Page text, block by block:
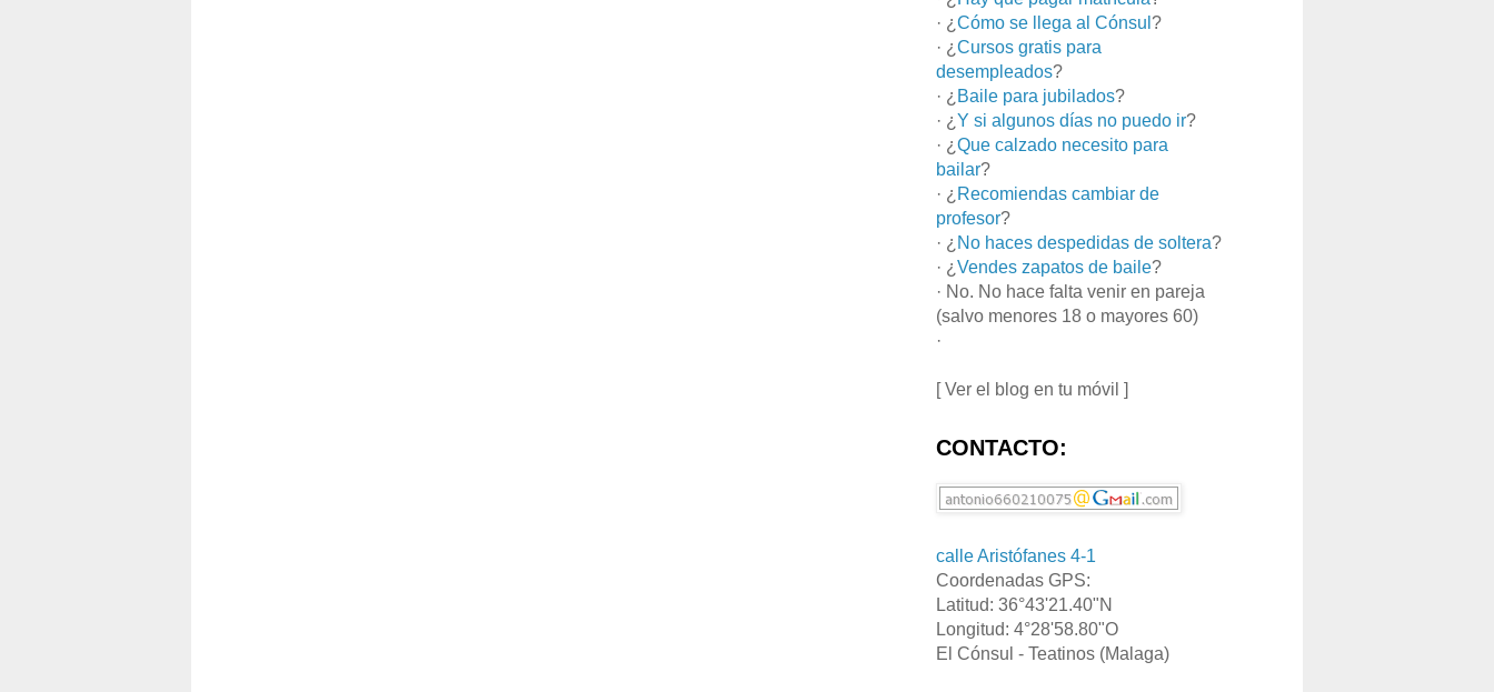
· ¿ Cómo se llega al Cónsul ?
· ¿ Cursos gratis para
desempleados?
· ¿ Baile para jubilados?
· ¿ Y si algunos días no puedo ir?
· ¿ Que calzado necesito para
bailar?
· ¿ Recomiendas cambiar de
profesor?
· ¿ No haces despedidas de soltera?
· ¿ Vendes zapatos de baile?
· No. No hace falta venir en pareja
(salvo menores 18 o mayores 60)
·
[ Ver el blog en tu móvil ]
CONTACTO:
calle Aristófanes 4-1
Coordenadas GPS:
Latitud: 36°43'21.40"N
Longitud: 4°28'58.80"O
El Cónsul - Teatinos (Malaga)